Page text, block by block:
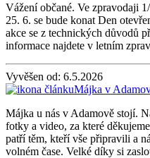
Vážení občané. Ve zpravodaji
25. 6. se bude konat Den
akce se z technických důvodů
informace najdete v letním
Vyvěšen od: 6.5.2026
Májka v
Májka u nás v Adamově stojí.
fotky a video, za které
patří těm, kteří vše připravili a
volném čase. Velké díky si